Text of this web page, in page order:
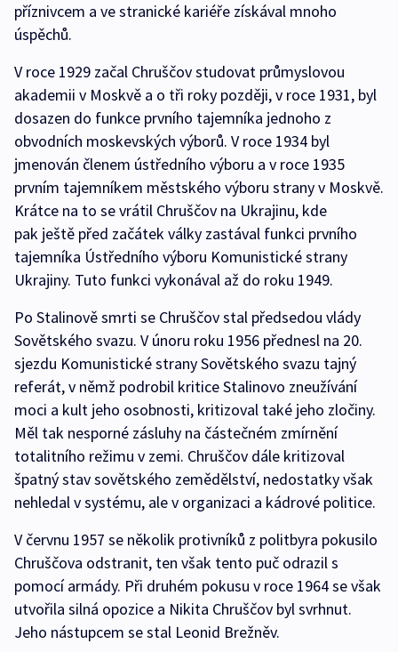
příznivcem a ve stranické kariéře získával mnoho
úspěchů.
V roce 1929 začal Chruščov studovat průmyslovou
akademii v Moskvě a o tři roky později, v roce 1931, byl
dosazen do funkce prvního tajemníka jednoho z
obvodních moskevských výborů. V roce 1934 byl
jmenován členem ústředního výboru a v roce 1935
prvním tajemníkem městského výboru strany v Moskvě.
Krátce na to se vrátil Chruščov na Ukrajinu, kde
pak ještě před začátek války zastával funkci prvního
tajemníka Ústředního výboru Komunistické strany
Ukrajiny. Tuto funkci vykonával až do roku 1949.
Po Stalinově smrti se Chruščov stal předsedou vlády
Sovětského svazu. V únoru roku 1956 přednesl na 20.
sjezdu Komunistické strany Sovětského svazu tajný
referát, v němž podrobil kritice Stalinovo zneužívání
moci a kult jeho osobnosti, kritizoval také jeho zločiny.
Měl tak nesporné zásluhy na částečném zmírnění
totalitního režimu v zemi. Chruščov dále kritizoval
špatný stav sovětského zemědělství, nedostatky však
nehledal v systému, ale v organizaci a kádrové politice.
V červnu 1957 se několik protivníků z politbyra pokusilo
Chruščova odstranit, ten však tento puč odrazil s
pomocí armády. Při druhém pokusu v roce 1964 se však
utvořila silná opozice a Nikita Chruščov byl svrhnut.
Jeho nástupcem se stal Leonid Brežněv.